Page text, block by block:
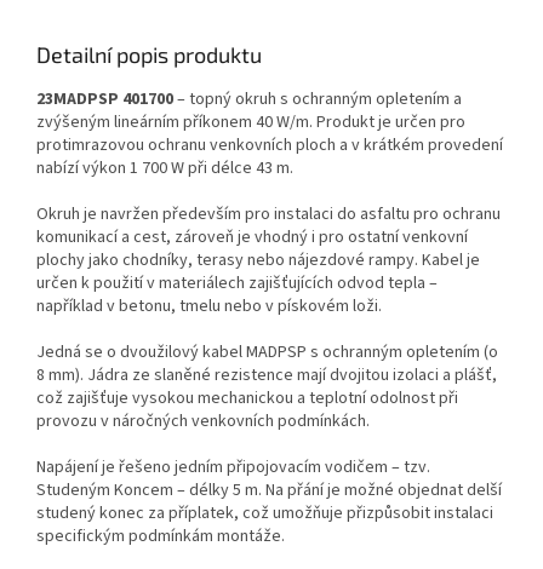
Detailní popis produktu
23MADPSP 401700– topný okruh s ochranným opletením a
zvýšeným lineárním příkonem 40 W/m. Produkt je určen pro
protimrazovou ochranu venkovních ploch a v krátkém provedení
nabízí výkon 1 700 W při délce 43 m.
Okruh je navržen především pro instalaci do asfaltu pro ochranu
komunikací a cest, zároveň je vhodný i pro ostatní venkovní
plochy jako chodníky, terasy nebo nájezdové rampy. Kabel je
určen k použití v materiálech zajišťujících odvod tepla –
například v betonu, tmelu nebo v pískovém loži.
Jedná se o dvoužilový kabel MADPSP s ochranným opletením (o
8 mm). Jádra ze slaněné rezistence mají dvojitou izolaci a plášť,
což zajišťuje vysokou mechanickou a teplotní odolnost při
provozu v náročných venkovních podmínkách.
Napájení je řešeno jedním připojovacím vodičem – tzv.
Studeným Koncem – délky 5 m. Na přání je možné objednat delší
studený konec za příplatek, což umožňuje přizpůsobit instalaci
specifickým podmínkám montáže.